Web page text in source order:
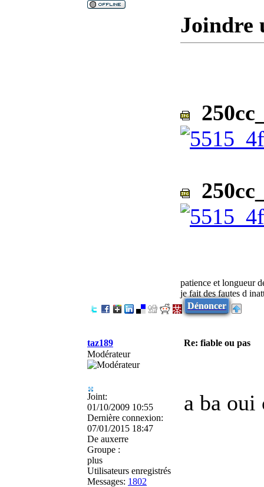
Joindre
patience et longueur
je fait des fautes d
Dénoncer
taz189
Re: fiable ou pas
Modérateur
Joint:
01/10/2009 10:55
Dernière connexion:
07/01/2015 18:47
De auxerre
Groupe :
plus
Utilisateurs enregistrés
Messages: 1802
a ba